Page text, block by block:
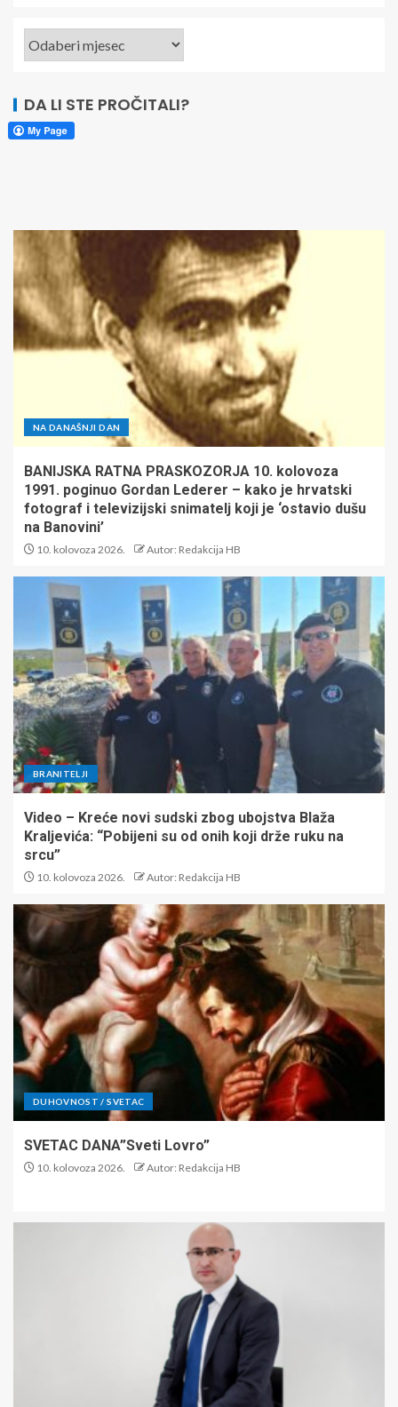
DA LI STE PROČITALI?
NA DANAŠNJI DAN
BANIJSKA RATNA PRASKOZORJA 10. kolovoza
1991. poginuo Gordan Lederer – kako je hrvatski
fotograf i televizijski snimatelj koji je ‘ostavio dušu
na Banovini’
10. kolovoza 2026. Autor: Redakcija HB
BRANITELJI
Video – Kreće novi sudski zbog ubojstva Blaža
Kraljevića: “Pobijeni su od onih koji drže ruku na
srcu”
10. kolovoza 2026. Autor: Redakcija HB
DUHOVNOST / SVETAC
SVETAC DANA”Sveti Lovro”
10. kolovoza 2026. Autor: Redakcija HB